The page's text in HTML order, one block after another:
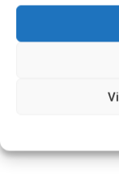
(4/5)
Sicurezza
Deposito